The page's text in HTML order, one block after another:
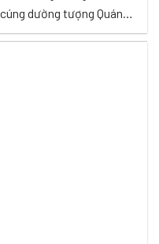
dường tượng Quán
cho chùa Thái Hòa tại